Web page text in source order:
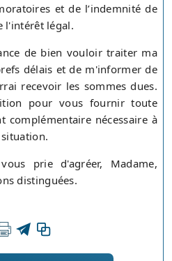
et de l’indemnité de
l'intérêt légal.
de bien vouloir traiter ma
délais et de m'informer de
recevoir les sommes dues.
pour vous fournir toute
complémentaire nécessaire à
prie d'agréer, Madame,
distinguées.